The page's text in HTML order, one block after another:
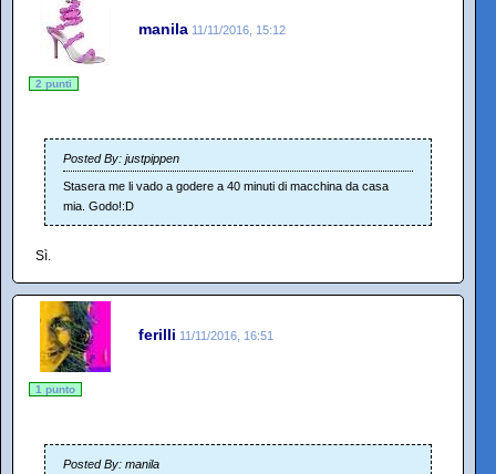
manila 11/11/2016, 15:12
2 punti
Posted By: justpippen
Stasera me li vado a godere a 40 minuti di macchina da casa
mia. Godo!:D
Sì.
ferilli 11/11/2016, 16:51
1 punto
Posted By: manila